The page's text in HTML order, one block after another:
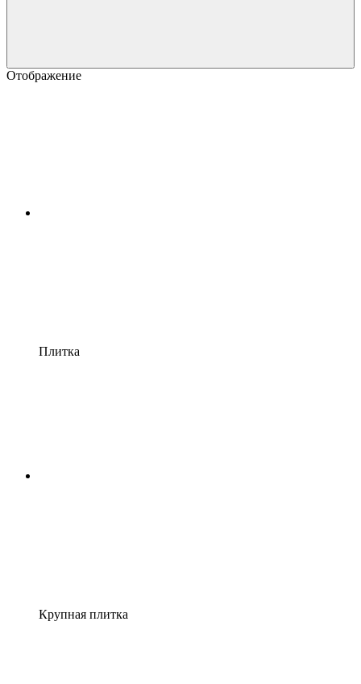
Отображение
Плитка
Крупная плитка